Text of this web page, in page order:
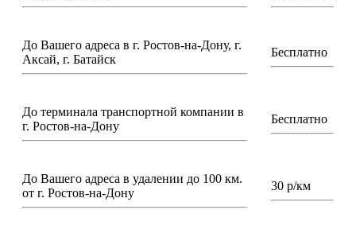
До Вашего адреса в г. Ростов-на-Дону, г.
Аксай, г. Батайск
Бесплатно
До терминала транспортной компании в
г. Ростов-на-Дону
Бесплатно
До Вашего адреса в удалении до 100 км.
от г. Ростов-на-Дону
30 р/км